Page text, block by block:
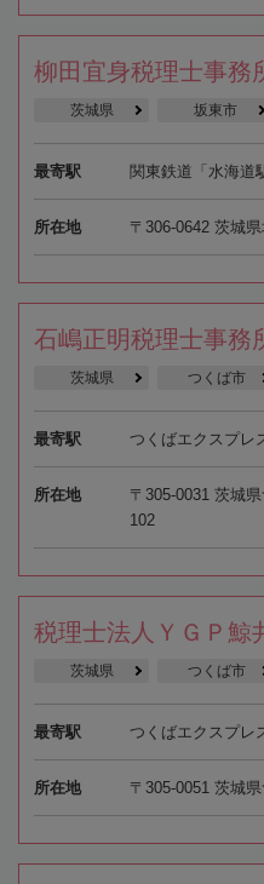
柳田宜身税理士事務
茨城県 坂東市
最寄駅 関東鉄道「水海道
所在地 〒306-0642 茨城
石嶋正明税理士事務
茨城県 つくば市
最寄駅 つくばエクスプレ
所在地
〒305-0031 茨城
102
税理士法人ＹＧＰ鯨
茨城県 つくば市
最寄駅 つくばエクスプレ
所在地 〒305-0051 茨城